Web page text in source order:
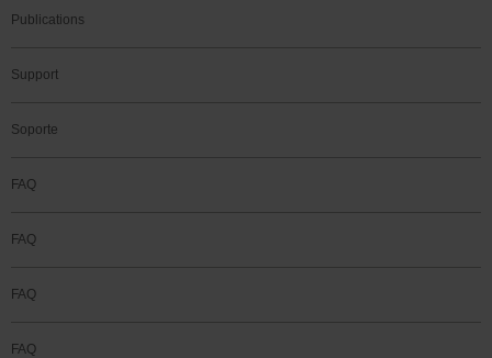
Publications
Support
Soporte
FAQ
FAQ
FAQ
FAQ